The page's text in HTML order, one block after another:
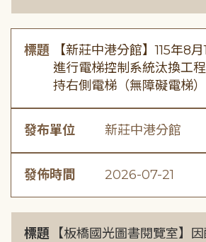
標題
【新莊中港分館】115年8
進行電梯控制系統汰換工
持右側電梯（無障礙電梯
發布單位 新莊中港分館
發佈時間 2026-07-21
標題
【板橋國光圖書閱覽室】